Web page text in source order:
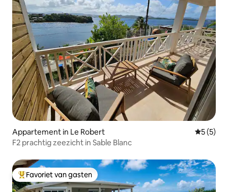
Appartement in Le Robert
5 (5)
F2 prachtig zeezicht in Sable Blanc
Topfavoriet van gasten
Favoriet van gasten